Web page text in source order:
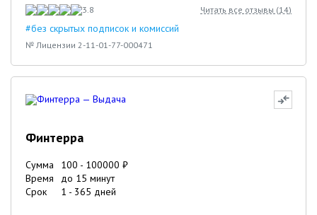
3.8 Читать все отзывы (14)
#без скрытых подписок и комиссий
№ Лицензии 2-11-01-77-000471
Финтерра
Сумма 100 - 100000 ₽
Время
до 15 минут
Срок
1 - 365 дней